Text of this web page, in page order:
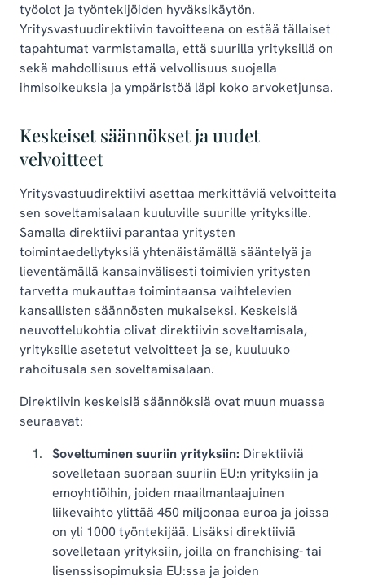
työolot ja työntekijöiden hyväksikäytön.
Yritysvastuudirektiivin tavoitteena on estää tällaiset
tapahtumat varmistamalla, että suurilla yrityksillä on
sekä mahdollisuus että velvollisuus suojella
ihmisoikeuksia ja ympäristöä läpi koko arvoketjunsa.
Keskeiset säännökset ja uudet
velvoitteet
Yritysvastuudirektiivi asettaa merkittäviä velvoitteita
sen soveltamisalaan kuuluville suurille yrityksille.
Samalla direktiivi parantaa yritysten
toimintaedellytyksiä yhtenäistämällä sääntelyä ja
lieventämällä kansainvälisesti toimivien yritysten
tarvetta mukauttaa toimintaansa vaihtelevien
kansallisten säännösten mukaiseksi. Keskeisiä
neuvottelukohtia olivat direktiivin soveltamisala,
yrityksille asetetut velvoitteet ja se, kuuluuko
rahoitusala sen soveltamisalaan.
Direktiivin keskeisiä säännöksiä ovat muun muassa
seuraavat:
Soveltuminen suuriin yrityksiin: Direktiiviä
sovelletaan suoraan suuriin EU:n yrityksiin ja
emoyhtiöihin, joiden maailmanlaajuinen
liikevaihto ylittää 450 miljoonaa euroa ja joissa
on yli 1000 työntekijää. Lisäksi direktiiviä
sovelletaan yrityksiin, joilla on franchising- tai
lisenssisopimuksia EU:ssa ja joiden